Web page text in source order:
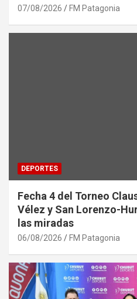
07/08/2026 FM Patagonia
DEPORTES
Fecha 4 del Torneo
Vélez y San Lorenzo-
las miradas
06/08/2026 FM Patagonia